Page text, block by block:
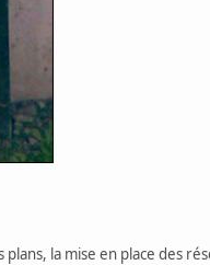
la mise en place des